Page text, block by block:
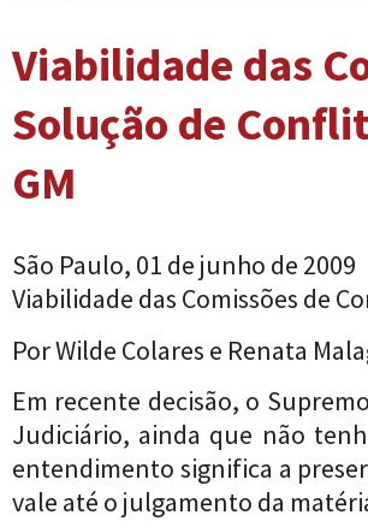
Viabilidade das
Solução de
GM
São Paulo, 01 de junho de 2009
Viabilidade das Comissões de
Por Wilde Colares e Renata
Em recente decisão, o
Judiciário, ainda que não
entendimento significa a
vale até o julgamento da